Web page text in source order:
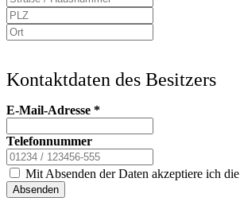
Kontaktdaten des Besitzers
E-Mail-Adresse *
Telefonnummer
Mit Absenden der Daten akzeptiere ich die
Absenden